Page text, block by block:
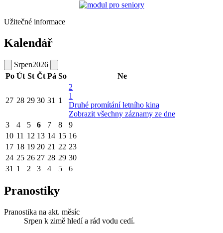
Užitečné informace
Kalendář
Srpen2026
Po Út St Čt Pá So Ne
27 28 29 30 31 1
2
1
Druhé promítání letního kina
Zobrazit všechny záznamy ze dne
3
4 5 6 7 8
9
10 11 12 13 14 15 16
17 18 19 20 21 22 23
24 25 26 27 28 29 30
31 1 2 3 4 5 6
Pranostiky
Pranostika na akt. měsíc
Srpen k zimě hledí a rád vodu cedí.